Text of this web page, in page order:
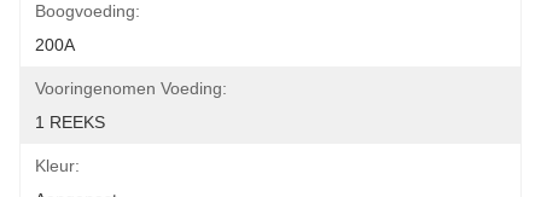
Boogvoeding:
200A
Vooringenomen Voeding:
1 REEKS
Kleur: